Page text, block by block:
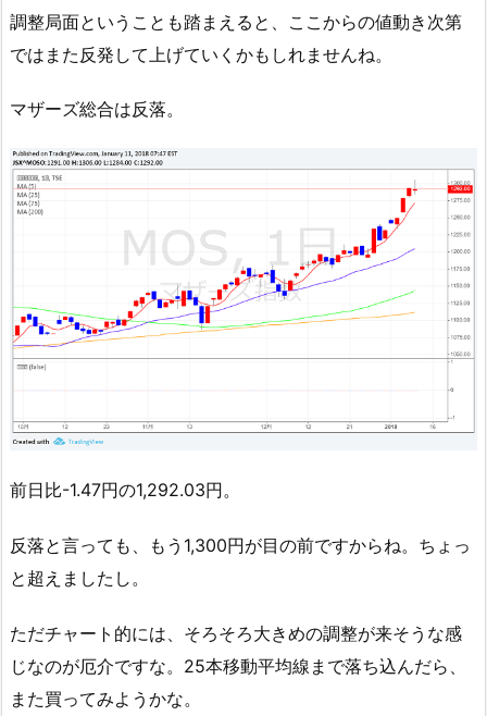
調整局面ということも踏まえると、ここからの値動き次第
ではまた反発して上げていくかもしれませんね。
マザーズ総合は反落。
前日比-1.47円の1,292.03円。
反落と言っても、もう1,300円が目の前ですからね。ちょっ
と超えましたし。
ただチャート的には、そろそろ大きめの調整が来そうな感
じなのが厄介ですな。25本移動平均線まで落ち込んだら、
また買ってみようかな。